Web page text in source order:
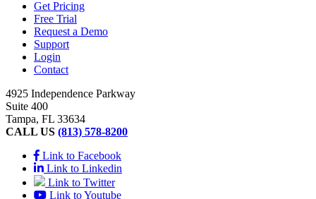
Get Pricing
Free Trial
Request a Demo
Support
Login
Contact
4925 Independence Parkway
Suite 400
Tampa, FL 33634
CALL US (813) 578-8200
Link to Facebook
Link to Linkedin
Link to Twitter
Link to Youtube